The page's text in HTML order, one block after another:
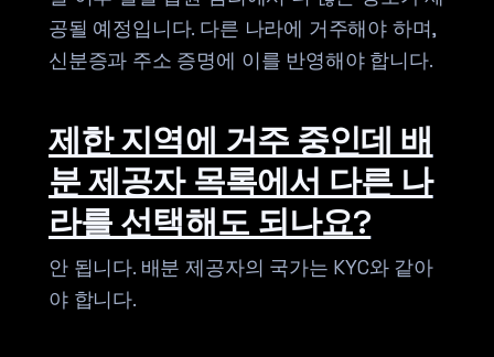
공될 예정입니다. 다른 나라에 거주해야 하며,
신분증과 주소 증명에 이를 반영해야 합니다.
제한 지역에 거주 중인데 배
분 제공자 목록에서 다른 나
라를 선택해도 되나요?
안 됩니다. 배분 제공자의 국가는 KYC와 같아
야 합니다.